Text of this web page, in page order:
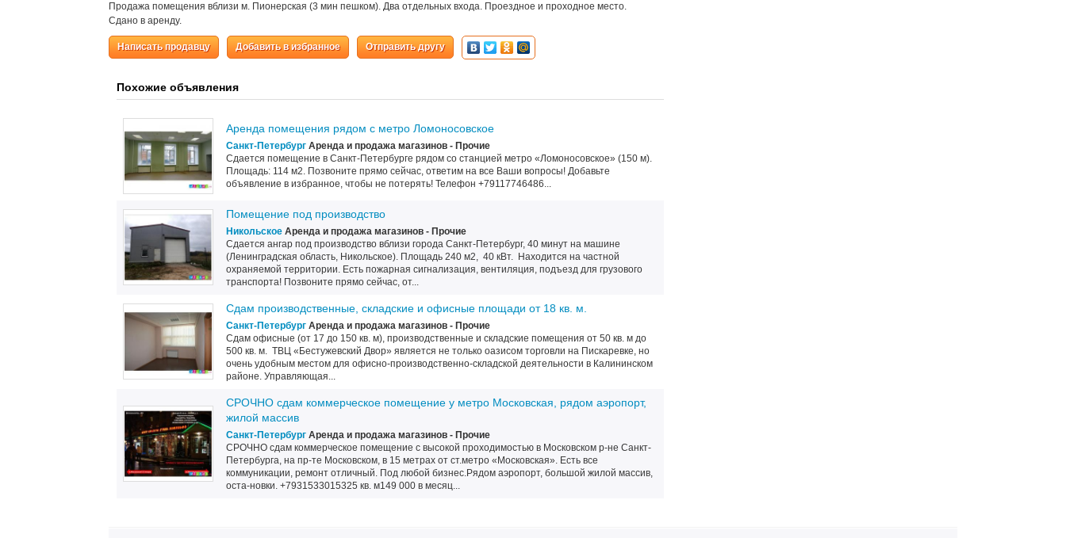
Продажа помещения вблизи м. Пионерская (3 мин пешком). Два отдельных входа. Проездное и проходное место.
Сдано в аренду.
Написать продавцу Добавить в избранное Отправить другу
Похожие объявления
Аренда помещения рядом с метро Ломоносовское
Санкт-Петербург Аренда и продажа магазинов - Прочие
Сдается помещение в Санкт-Петербурге рядом со станцией метро «Ломоносовское» (150 м).
Площадь: 114 м2. Позвоните прямо сейчас, ответим на все Ваши вопросы! Добавьте
объявление в избранное, чтобы не потерять! Телефон +79117746486...
Помещение под производство
Никольское Аренда и продажа магазинов - Прочие
Сдается ангар под производство вблизи города Санкт-Петербург, 40 минут на машине
(Ленинградская область, Никольское). Площадь 240 м2, 40 кВт. Находится на частной
охраняемой территории. Есть пожарная сигнализация, вентиляция, подъезд для грузового
транспорта! Позвоните прямо сейчас, от...
Сдам производственные, складские и офисные площади от 18 кв. м.
Санкт-Петербург Аренда и продажа магазинов - Прочие
Сдам офисные (от 17 до 150 кв. м), производственные и складские помещения от 50 кв. м до
500 кв. м. ТВЦ «Бестужевский Двор» является не только оазисом торговли на Пискаревке, но
очень удобным местом для офисно-производственно-складской деятельности в Калининском
районе. Управляющая...
СРОЧНО сдам коммерческое помещение у метро Московская, рядом аэропорт,
жилой массив
Санкт-Петербург Аренда и продажа магазинов - Прочие
СРОЧНО сдам коммерческое помещение с высокой проходимостью в Московском р-не Санкт-
Петербурга, на пр-те Московском, в 15 метрах от ст.метро «Московская». Есть все
коммуникации, ремонт отличный. Под любой бизнес.Рядом аэропорт, большой жилой массив,
оста-новки. +7931533015325 кв. м149 000 в месяц...